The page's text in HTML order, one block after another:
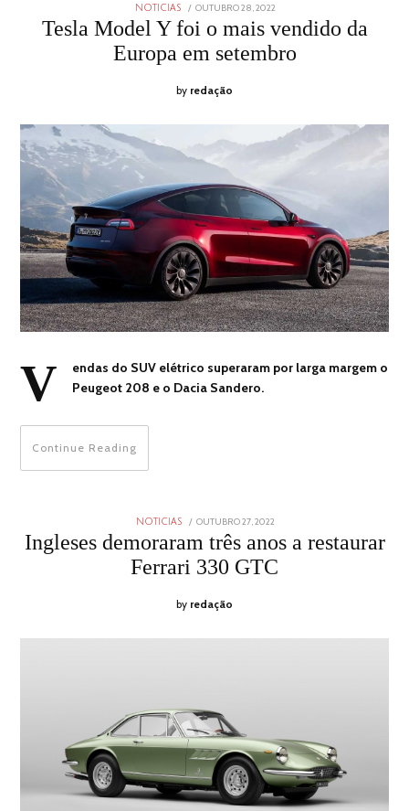
NOTICIAS
POSTED
ON
OUTUBRO 28, 2022
2022
Tesla Model Y foi o mais vendido da
Europa em setembro
by redação
V
endas do SUV elétrico superaram por larga margem o
Peugeot 208 e o Dacia Sandero.
Continue Reading
NOTICIAS
POSTED
OUTUBRO 27, 2022
2022
Ingleses demoraram três anos a restaurar
Ferrari 330 GTC
by redação